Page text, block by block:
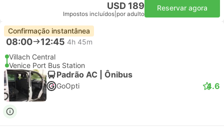
USD 189
Impostos incluídos por adulto
Reservar agora
Confirmação instantânea
08:00 12:45 4h 45m
Villach Central
Venice Port Bus Station
Padrão AC | Ônibus
GoOpti 4.6